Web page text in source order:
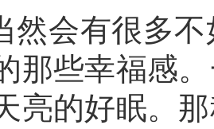
然会有很多
那些幸福感
亮的好眠。